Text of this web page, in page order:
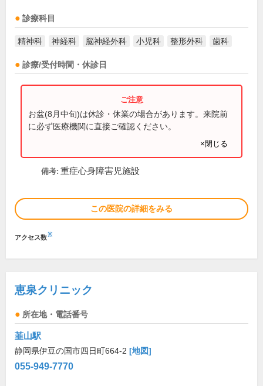
診療科目
精神科 神経科 脳神経外科 小児科 整形外科 歯科
診療/受付時間・休診日
お盆(8月中旬)は休診・休業の場合があります。来院前
に必ず医療機関に直接ご確認ください。
×閉じる
備考: 重症心身障害児施設
この医院の詳細をみる
アクセス数※
恵泉クリニック
所在地・電話番号
韮山駅
静岡県伊豆の国市四日町664-2 [地図]
055-949-7770